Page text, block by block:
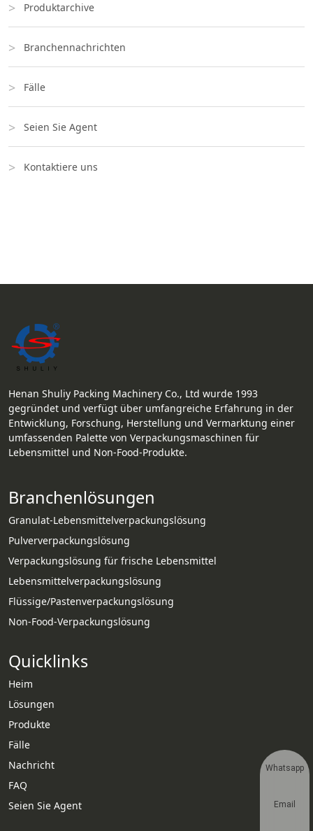
Produktarchive
Branchennachrichten
Fälle
Seien Sie Agent
Kontaktiere uns
Henan Shuliy Packing Machinery Co., Ltd wurde 1993
gegründet und verfügt über umfangreiche Erfahrung in der
Entwicklung, Forschung, Herstellung und Vermarktung einer
umfassenden Palette von Verpackungsmaschinen für
Lebensmittel und Non-Food-Produkte.
Branchenlösungen
Granulat-Lebensmittelverpackungslösung
Pulververpackungslösung
Verpackungslösung für frische Lebensmittel
Lebensmittelverpackungslösung
Flüssige/Pastenverpackungslösung
Non-Food-Verpackungslösung
Quicklinks
Heim
Lösungen
Produkte
Fälle
Nachricht
FAQ
Seien Sie Agent
Whatsapp
Email